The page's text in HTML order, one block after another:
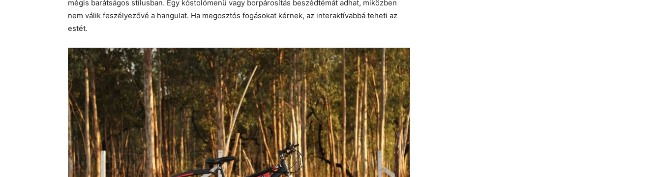
mégis barátságos stílusban. Egy kóstolómenü vagy borpárosítás beszédtémát adhat, miközben
nem válik feszélyezővé a hangulat. Ha megosztós fogásokat kérnek, az interaktívabbá teheti az
estét.